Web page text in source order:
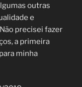
outras
e
precisei fazer
a primeira
minha